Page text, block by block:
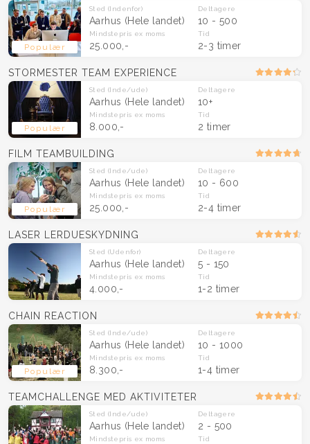
Populær
Sted (Indenfor)
Aarhus (Hele landet)
Deltagere
10 - 500
Mindstepris ex moms
25.000,-
Tid
2-3 timer
Populær
STORMESTER TEAM EXPERIENCE
Sted (Inde/ude)
Aarhus (Hele landet)
Deltagere
10+
Mindstepris ex moms
8.000,-
Tid
2 timer
Populær
FILM TEAMBUILDING
Sted (Inde/ude)
Aarhus (Hele landet)
Deltagere
10 - 600
Mindstepris ex moms
25.000,-
Tid
2-4 timer
LASER LERDUESKYDNING
Sted (Udenfor)
Aarhus (Hele landet)
Deltagere
5 - 150
Mindstepris ex moms
4.000,-
Tid
1-2 timer
Populær
CHAIN REACTION
Sted (Inde/ude)
Aarhus (Hele landet)
Deltagere
10 - 1000
Mindstepris ex moms
8.300,-
Tid
1-4 timer
TEAMCHALLENGE MED AKTIVITETER
Sted (Inde/ude)
Aarhus (Hele landet)
Deltagere
2 - 500
Mindstepris ex moms Tid